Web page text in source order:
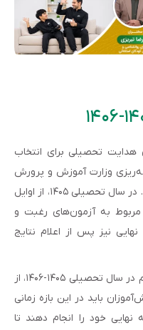
هدایت تحصیلی برای انتخاب
وزارت آموزش و پرورش
در بازه‌های زمانی مشخص انجام می‌شود. در سال تحصیلی ۱۴۰۵، از اوایل
به آزمون‌های رغبت و
نیز پس از اعلام نتایج
زمان تعیین رشته دانش‌آموزان پایه نهم در سال تحصیلی ۱۴۰۵-۱۴۰۶، از
باید در این بازه زمانی
خود را انجام دهند تا